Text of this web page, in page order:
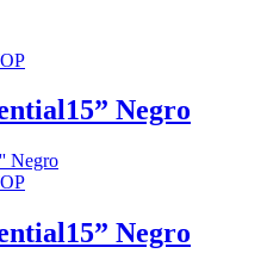
Negro
Negro